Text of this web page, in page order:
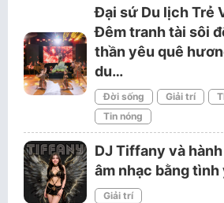
Đại sứ Du lịch Trẻ
Đêm tranh tài sôi
thần yêu quê
du…
Đời sống Giải trí
Tin nóng
DJ Tiffany và
âm nhạc bằng
Giải trí